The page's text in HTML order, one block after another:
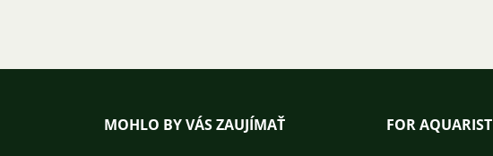
MOHLO BY VÁS ZAUJÍMAŤ FOR AQUARIST